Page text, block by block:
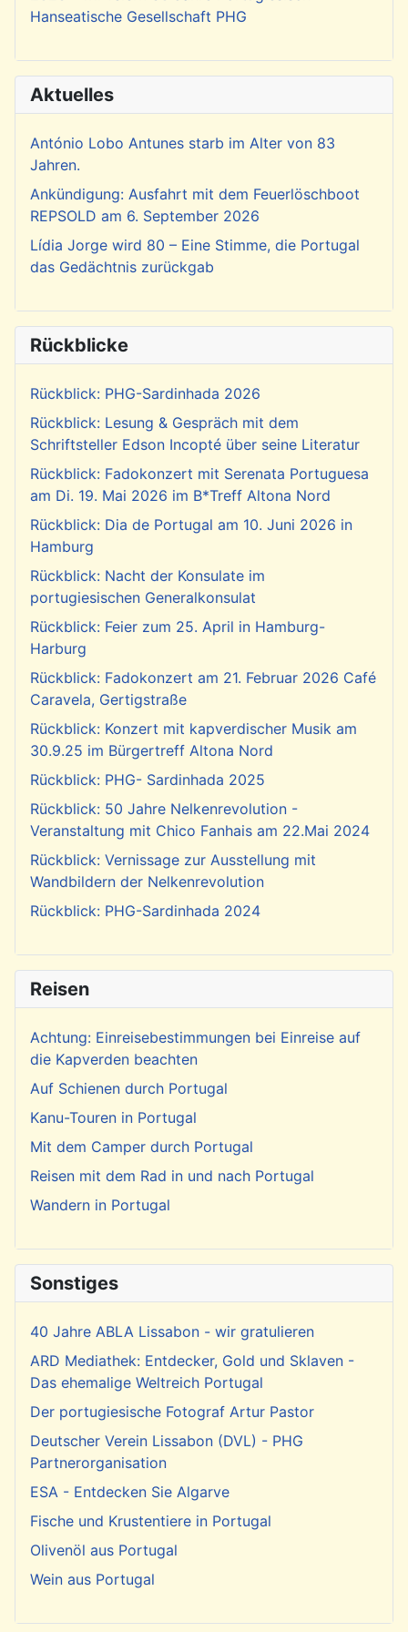
Hanseatische Gesellschaft PHG
Aktuelles
António Lobo Antunes starb im Alter von 83
Jahren.
Ankündigung: Ausfahrt mit dem Feuerlöschboot
REPSOLD am 6. September 2026
Lídia Jorge wird 80 – Eine Stimme, die Portugal
das Gedächtnis zurückgab
Rückblicke
Rückblick: PHG-Sardinhada 2026
Rückblick: Lesung & Gespräch mit dem
Schriftsteller Edson Incopté über seine Literatur
Rückblick: Fadokonzert mit Serenata Portuguesa
am Di. 19. Mai 2026 im B*Treff Altona Nord
Rückblick: Dia de Portugal am 10. Juni 2026 in
Hamburg
Rückblick: Nacht der Konsulate im
portugiesischen Generalkonsulat
Rückblick: Feier zum 25. April in Hamburg-
Harburg
Rückblick: Fadokonzert am 21. Februar 2026 Café
Caravela, Gertigstraße
Rückblick: Konzert mit kapverdischer Musik am
30.9.25 im Bürgertreff Altona Nord
Rückblick: PHG- Sardinhada 2025
Rückblick: 50 Jahre Nelkenrevolution -
Veranstaltung mit Chico Fanhais am 22.Mai 2024
Rückblick: Vernissage zur Ausstellung mit
Wandbildern der Nelkenrevolution
Rückblick: PHG-Sardinhada 2024
Reisen
Achtung: Einreisebestimmungen bei Einreise auf
die Kapverden beachten
Auf Schienen durch Portugal
Kanu-Touren in Portugal
Mit dem Camper durch Portugal
Reisen mit dem Rad in und nach Portugal
Wandern in Portugal
Sonstiges
40 Jahre ABLA Lissabon - wir gratulieren
ARD Mediathek: Entdecker, Gold und Sklaven -
Das ehemalige Weltreich Portugal
Der portugiesische Fotograf Artur Pastor
Deutscher Verein Lissabon (DVL) - PHG
Partnerorganisation
ESA - Entdecken Sie Algarve
Fische und Krustentiere in Portugal
Olivenöl aus Portugal
Wein aus Portugal